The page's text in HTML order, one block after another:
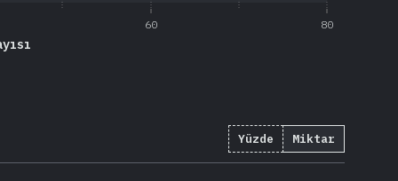
60 80
Yüzde Miktar